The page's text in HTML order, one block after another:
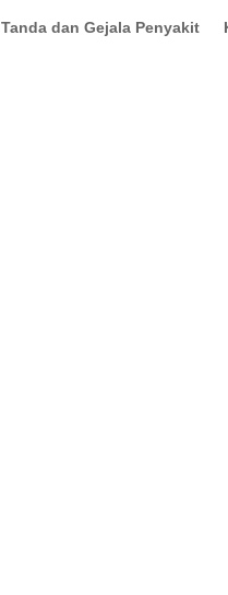
Tanda dan Gejala Penyakit